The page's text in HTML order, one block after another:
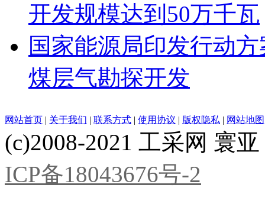
开发规模达到50万千瓦
国家能源局印发行动
煤层气勘探开发
网站首页 | 关于我们 | 联系方式 | 使用协议 | 版权隐私 | 网站地图
(c)2008-2021 工采网 寰
ICP备18043676号-2